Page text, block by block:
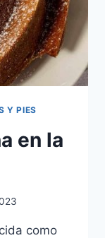
Y PIES
en la
como